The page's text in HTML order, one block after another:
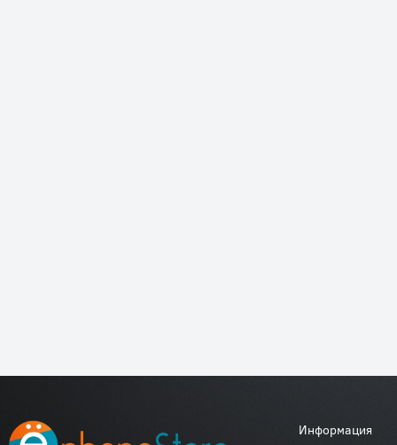
Информация